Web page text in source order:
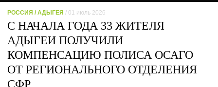
РОССИЯ /АДЫГЕЯ / 01 июль 2026
С НАЧАЛА ГОДА 33 ЖИТЕЛЯ
АДЫГЕИ ПОЛУЧИЛИ
КОМПЕНСАЦИЮ ПОЛИСА ОСАГО
ОТ РЕГИОНАЛЬНОГО ОТДЕЛЕНИЯ
СФР